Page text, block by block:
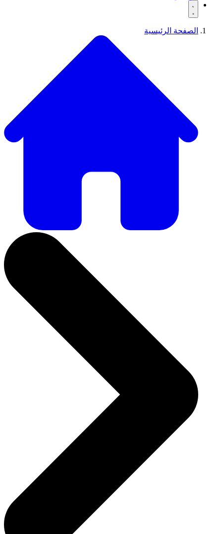
الصفحة الرئيسية